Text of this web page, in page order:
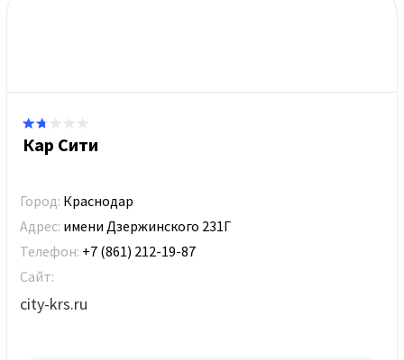
Кар Сити
Город: Краснодар
Адрес: имени Дзержинского 231Г
Телефон: +7 (861) 212-19-87
Сайт:
city-krs.ru